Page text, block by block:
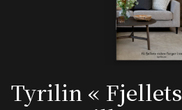
Tyrilin « Fjellets